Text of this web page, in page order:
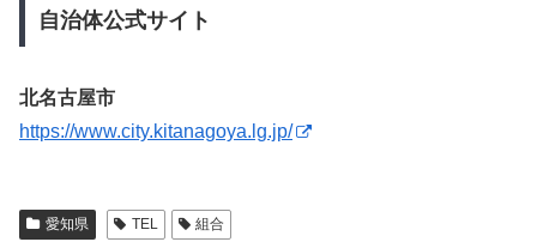
自治体公式サイト
北名古屋市
https://www.city.kitanagoya.lg.jp/
愛知県 TEL 組合